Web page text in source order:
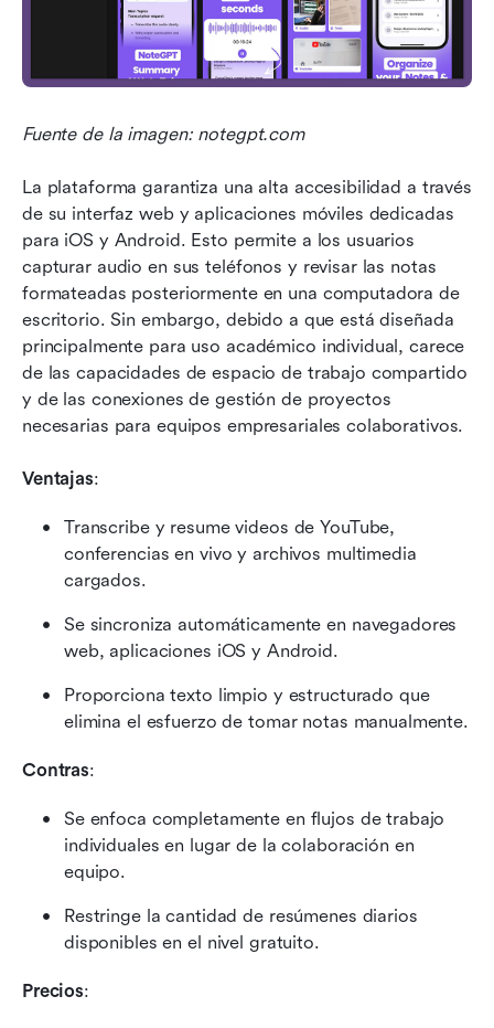
Fuente de la imagen: notegpt.com
La plataforma garantiza una alta accesibilidad a través
de su interfaz web y aplicaciones móviles dedicadas
para iOS y Android. Esto permite a los usuarios
capturar audio en sus teléfonos y revisar las notas
formateadas posteriormente en una computadora de
escritorio. Sin embargo, debido a que está diseñada
principalmente para uso académico individual, carece
de las capacidades de espacio de trabajo compartido
y de las conexiones de gestión de proyectos
necesarias para equipos empresariales colaborativos.
Ventajas:
Transcribe y resume videos de YouTube,
conferencias en vivo y archivos multimedia
cargados.
Se sincroniza automáticamente en navegadores
web, aplicaciones iOS y Android.
Proporciona texto limpio y estructurado que
elimina el esfuerzo de tomar notas manualmente.
Contras:
Se enfoca completamente en flujos de trabajo
individuales en lugar de la colaboración en
equipo.
Restringe la cantidad de resúmenes diarios
disponibles en el nivel gratuito.
Precios: